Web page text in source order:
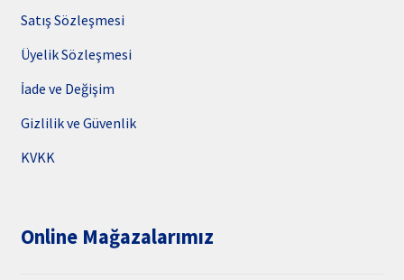
Satış Sözleşmesi
Üyelik Sözleşmesi
İade ve Değişim
Gizlilik ve Güvenlik
KVKK
Online Mağazalarımız